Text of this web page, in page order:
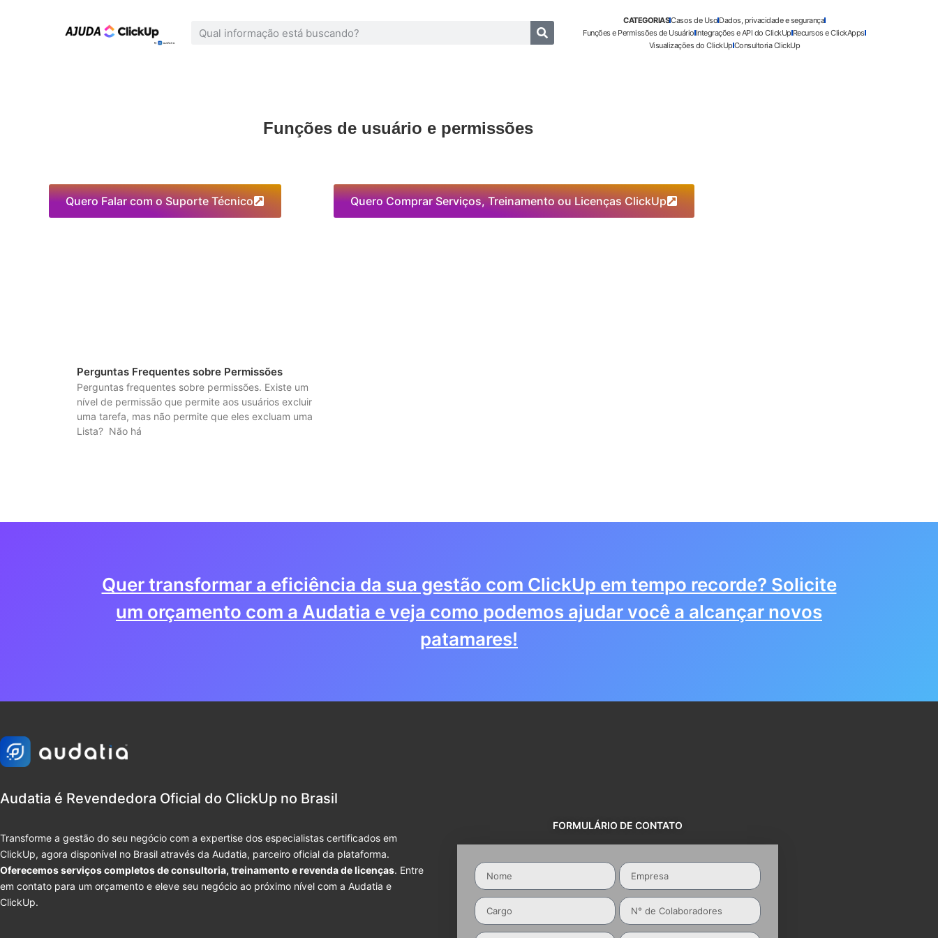
CATEGORIASCasos de Uso Dados, privacidade e segurança
Funções e Permissões de UsuárioIntegrações e API do ClickUpRecursos e ClickApps
Visualizações do ClickUpConsultoria ClickUp
Funções de usuário e permissões
Quero Falar com o Suporte Técnico Quero Comprar Serviços, Treinamento ou Licenças ClickUp
Perguntas Frequentes sobre Permissões
Perguntas frequentes sobre permissões. Existe um
nível de permissão que permite aos usuários excluir
uma tarefa, mas não permite que eles excluam uma
Lista? Não há
Quer transformar a eficiência da sua gestão com ClickUp em tempo recorde? Solicite
um orçamento com a Audatia e veja como podemos ajudar você a alcançar novos
patamares!
Audatia é Revendedora Oficial do ClickUp no Brasil
Transforme a gestão do seu negócio com a expertise dos especialistas certificados em
ClickUp, agora disponível no Brasil através da Audatia, parceiro oficial da plataforma.
Oferecemos serviços completos de consultoria, treinamento e revenda de licenças. Entre
em contato para um orçamento e eleve seu negócio ao próximo nível com a Audatia e
ClickUp.
FORMULÁRIO DE CONTATO